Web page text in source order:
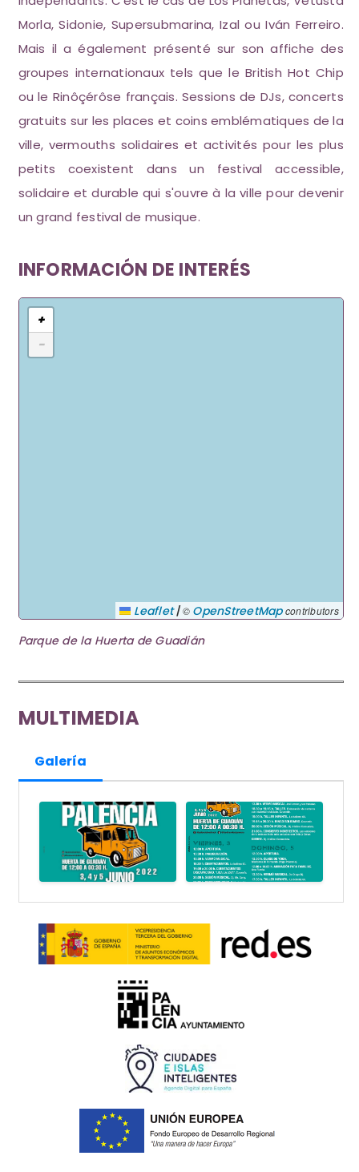
Morla, Sidonie, Supersubmarina, Izal ou Iván Ferreiro.
Mais il a également présenté sur son affiche des
groupes internationaux tels que le British Hot Chip
ou le Rinôçérôse français. Sessions de DJs, concerts
gratuits sur les places et coins emblématiques de la
ville, vermouths solidaires et activités pour les plus
petits coexistent dans un festival accessible,
solidaire et durable qui s'ouvre à la ville pour devenir
un grand festival de musique.
INFORMACIÓN DE INTERÉS
+
−
Leaflet|© OpenStreetMapcontributors
Parque de la Huerta de Guadián
MULTIMEDIA
Galería